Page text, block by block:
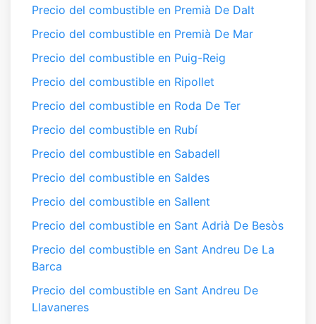
Precio del combustible en Premià De Dalt
Precio del combustible en Premià De Mar
Precio del combustible en Puig-Reig
Precio del combustible en Ripollet
Precio del combustible en Roda De Ter
Precio del combustible en Rubí
Precio del combustible en Sabadell
Precio del combustible en Saldes
Precio del combustible en Sallent
Precio del combustible en Sant Adrià De Besòs
Precio del combustible en Sant Andreu De La
Barca
Precio del combustible en Sant Andreu De
Llavaneres